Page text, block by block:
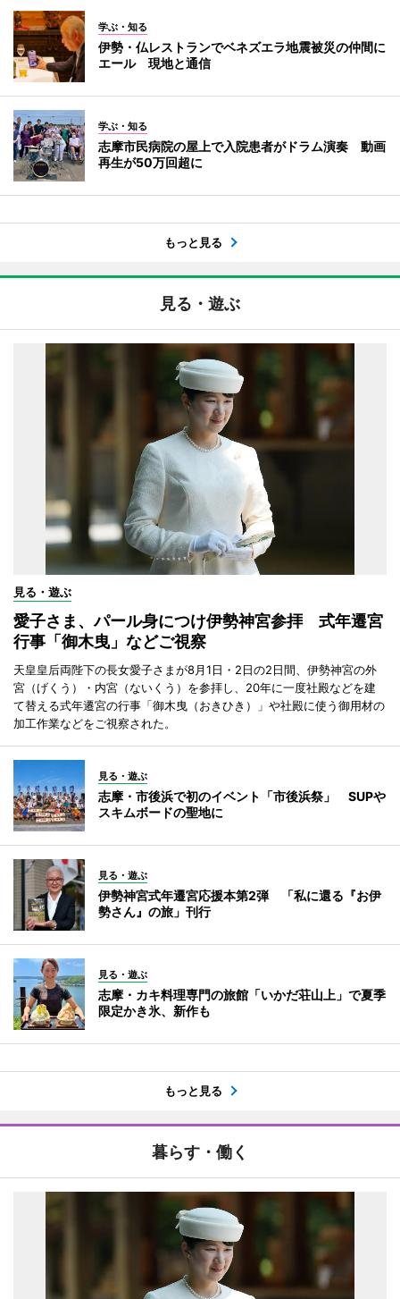
学ぶ・知る
伊勢・仏レストランでベネズエラ地震被災の仲間に
エール 現地と通信
学ぶ・知る
志摩市民病院の屋上で入院患者がドラム演奏 動画
再生が50万回超に
もっと見る
見る・遊ぶ
見る・遊ぶ
愛子さま、パール身につけ伊勢神宮参拝 式年遷宮
行事「御木曳」などご視察
天皇皇后両陛下の長女愛子さまが8月1日・2日の2日間、伊勢神宮の外
宮（げくう）・内宮（ないくう）を参拝し、20年に一度社殿などを建
て替える式年遷宮の行事「御木曳（おきひき）」や社殿に使う御用材の
加工作業などをご視察された。
見る・遊ぶ
志摩・市後浜で初のイベント「市後浜祭」 SUPや
スキムボードの聖地に
見る・遊ぶ
伊勢神宮式年遷宮応援本第2弾 「私に還る『お伊
勢さん』の旅」刊行
見る・遊ぶ
志摩・カキ料理専門の旅館「いかだ荘山上」で夏季
限定かき氷、新作も
もっと見る
暮らす・働く